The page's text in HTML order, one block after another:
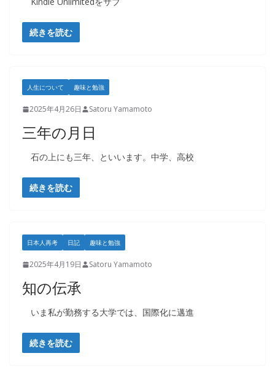
続きを読む
人生について 趣味と勉強
2025年4月26日 Satoru Yamamoto
三年の月日
石の上にも三年、といいます。中学、高校
続きを読む
日本人再考 日記 趣味と勉強
2025年4月19日 Satoru Yamamoto
知の伝承
いま私が勤務する大学では、国際化に邁進
続きを読む